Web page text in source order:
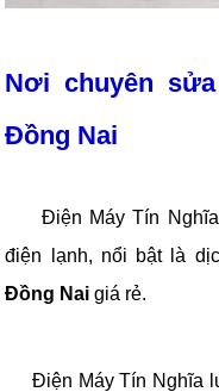
Nơi chuyên
Đồng Nai
Điện Máy Tín
điện lạnh, nổi bật là
Đồng Nai giá rẻ.
Điện Máy Tín Nghĩa